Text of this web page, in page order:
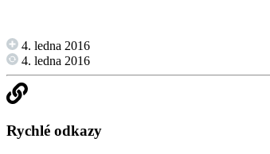
4. ledna 2016
4. ledna 2016
Rychlé odkazy